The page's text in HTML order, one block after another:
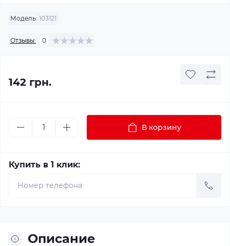
Модель: 103121
Отзывы: 0
142 грн.
В корзину
Купить в 1 клик:
Описание